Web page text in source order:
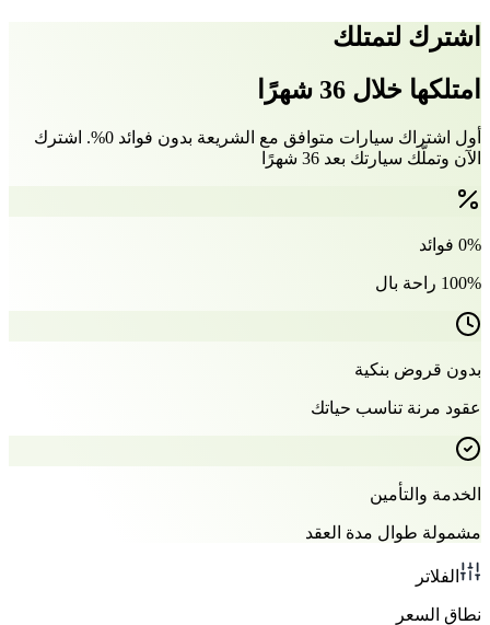
اشترك لتمتلك
امتلكها خلال 36 شهرًا
أول اشتراك سيارات متوافق مع الشريعة بدون فوائد 0%. اشترك
الآن وتملّك سيارتك بعد 36 شهرًا
0% فوائد
100% راحة بال
بدون قروض بنكية
عقود مرنة تناسب حياتك
الخدمة والتأمين
مشمولة طوال مدة العقد
الفلاتر
نطاق السعر